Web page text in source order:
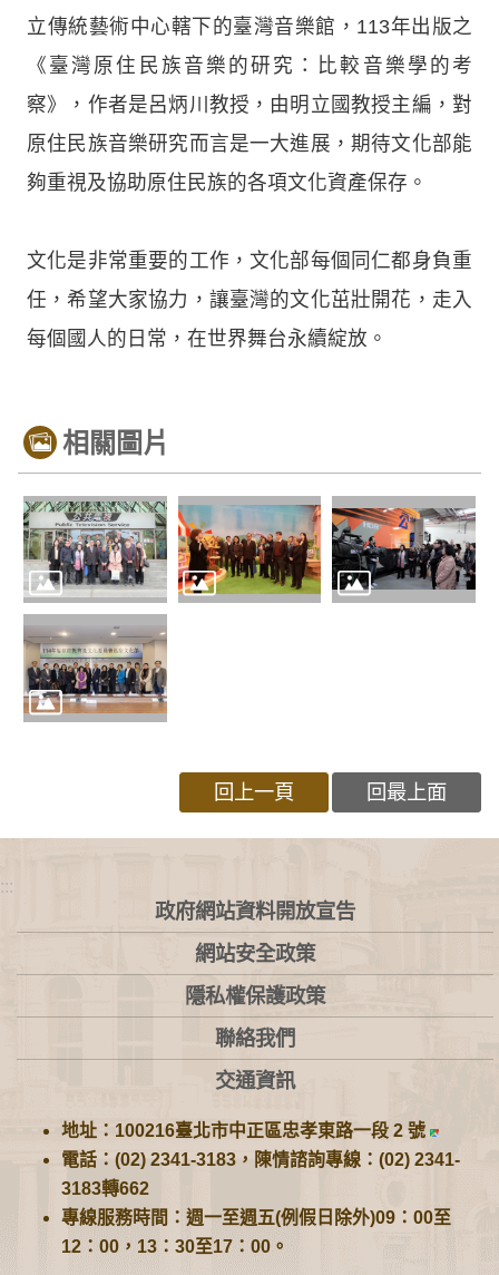
立傳統藝術中心轄下的臺灣音樂館，113年出版之
《臺灣原住民族音樂的研究：比較音樂學的考
察》，作者是呂炳川教授，由明立國教授主編，對
原住民族音樂研究而言是一大進展，期待文化部能
夠重視及協助原住民族的各項文化資產保存。
文化是非常重要的工作，文化部每個同仁都身負重
任，希望大家協力，讓臺灣的文化茁壯開花，走入
每個國人的日常，在世界舞台永續綻放。
相關圖片
回上一頁 回最上面
:::
政府網站資料開放宣告
網站安全政策
隱私權保護政策
聯絡我們
交通資訊
地址：100216臺北市中正區忠孝東路一段 2 號
電話：(02) 2341-3183，陳情諮詢專線：(02) 2341-
3183轉662
專線服務時間：週一至週五(例假日除外)09：00至
12：00，13：30至17：00。